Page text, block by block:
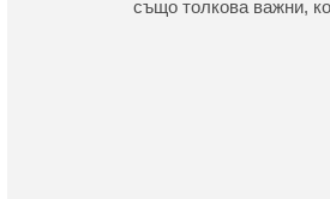
също толкова важни,